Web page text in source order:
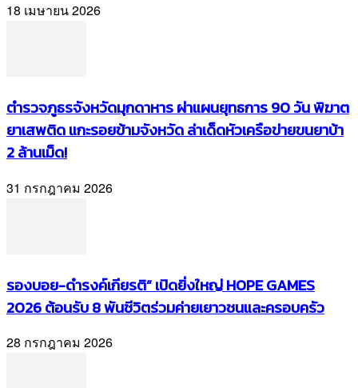
18 เมษายน 2026
ตำรวจภูธรจังหวัดมุกดาหาร ผ่าแผนยุทธการ 90 วัน พิฆาต
ยาเสพติด แกะรอยข้ามจังหวัด ล่าเด็ดหัวเครือข่ายขนยาบ้า
2 ล้านเม็ด!
31 กรกฎาคม 2026
รองบอย-ดำรงค์เกียรติ” เปิดยิ่งใหญ่ HOPE GAMES
2026 ต้อนรับ 8 พันชีวิตร่วมค่ายเยาวชนและครอบครัว
28 กรกฎาคม 2026